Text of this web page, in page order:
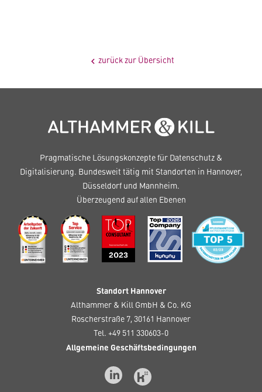
chevron_left zurück zur Übersicht
Pragmatische Lösungskonzepte für Datenschutz &
Digitalisierung. Bundesweit tätig mit Standorten in Hannover,
Düsseldorf und Mannheim.
Überzeugend auf allen Ebenen
Standort Hannover
Althammer & Kill GmbH & Co. KG
Roscherstraße 7, 30161 Hannover
Tel. +49 511 330603-0
Allgemeine Geschäftsbedingungen